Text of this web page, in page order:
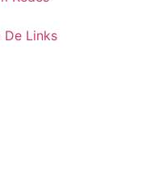
De Links